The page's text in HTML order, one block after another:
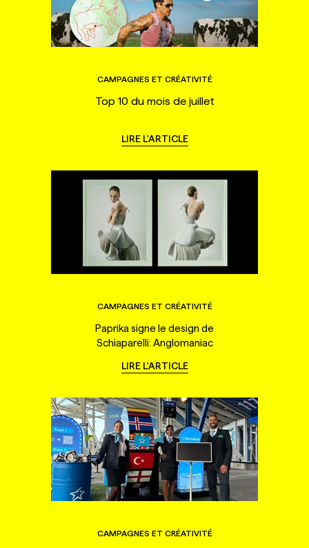
CAMPAGNES ET CRÉATIVITÉ
Top 10 du mois de juillet
LIRE L'ARTICLE
CAMPAGNES ET CRÉATIVITÉ
Paprika signe le design de
Schiaparelli: Anglomaniac
LIRE L'ARTICLE
CAMPAGNES ET CRÉATIVITÉ